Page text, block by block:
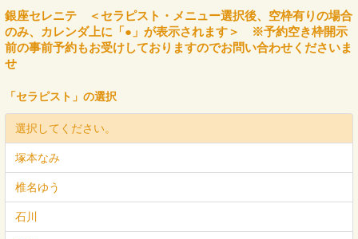
銀座セレニテ ＜セラピスト・メニュー選択後、空枠有りの場合
のみ、カレンダ上に「●」が表示されます＞ ※予約空き枠開示
前の事前予約もお受けしておりますのでお問い合わせくださいま
せ
「セラピスト 」の選択
選択してください。
塚本なみ
椎名ゆう
石川